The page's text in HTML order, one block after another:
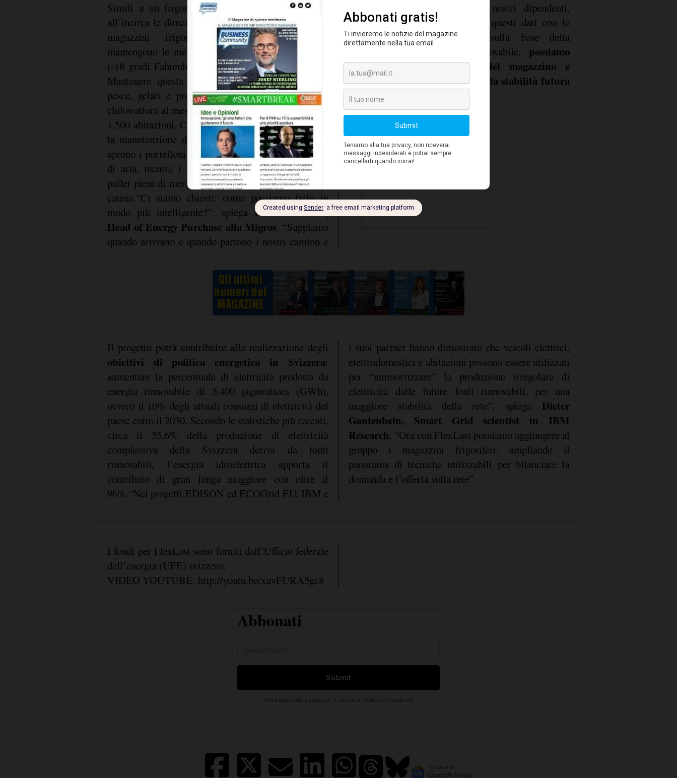
Simili a un frigorifero di 200.000 metri quadrati,
all’incirca le dimensioni di 30 campi da calcio, i tre
magazzini frigoriferi utilizzati da Migros
mantengono le merci deperibili a -28 gradi Celsius
(-18 gradi Fahrenheit) 24 ore su 24, 7 giorni su 7.
Mantenere questa temperatura per verdura, carne,
pesce, gelati e prodotti da forno richiede 500.000
chilowattora al mese, equivalenti al consumo di circa
1.500 abitazioni. Ciò diventa più complicato durante
la manutenzione delle apparecchiature o quando si
aprono i portelloni di carico, causando la fuoriuscita
di aria, mentre i camion trasferiscono migliaia di
pallet pieni di merci ogni giorno ai 990 negozi della
catena.“Ci siamo chiesti: come possiamo farlo in
modo più intelligente?”, spiega Roland Stadler,
Head of Energy Purchase alla Migros. “Sappiamo
quando arrivano e quando partono i nostri camion e
conosciamo il programma dei nostri dipendenti,
quindi se riusciamo a integrare questi dati con le
nostre esigenze energetiche, sulla base della
disponibilità di elettricità rinnovabile, possiamo
mantenere la temperatura del magazzino e
contribuire allo stesso tempo alla stabilità futura
della rete
Il progetto potrà contribuire alla realizzazione degli
obiettivi di politica energetica in Svizzera:
aumentare la percentuale di elettricità prodotta da
energia rinnovabile di 5.400 gigawattora (GWh),
ovvero il 10% degli attuali consumi di elettricità del
paese entro il 2030. Secondo le statistiche più recenti,
circa il 55,6% della produzione di elettricità
complessiva della Svizzera deriva da fonti
rinnovabili, l’energia idroelettrica apporta il
contributo di gran lunga maggiore con oltre il
96%.“Nei progetti EDISON ed ECOGrid EU, IBM e
i suoi partner hanno dimostrato che veicoli elettrici,
elettrodomestici e abitazioni possono essere utilizzati
per “ammortizzare” la produzione irregolare di
elettricità dalle future fonti rinnovabili, per una
maggiore stabilità della rete”, spiega Dieter
Gantenbein, Smart Grid scientist in IBM
Research. “Ora con FlexLast possiamo aggiungere al
gruppo i magazzini frigoriferi, ampliando il
panorama di tecniche utilizzabili per bilanciare la
domanda e l’offerta sulla rete”.
I fondi per FlexLast sono forniti dall’Ufficio federale
dell’energia (UFE) svizzero.
VIDEO YOUTUBE: http://youtu.be/xuvFURA5gc8